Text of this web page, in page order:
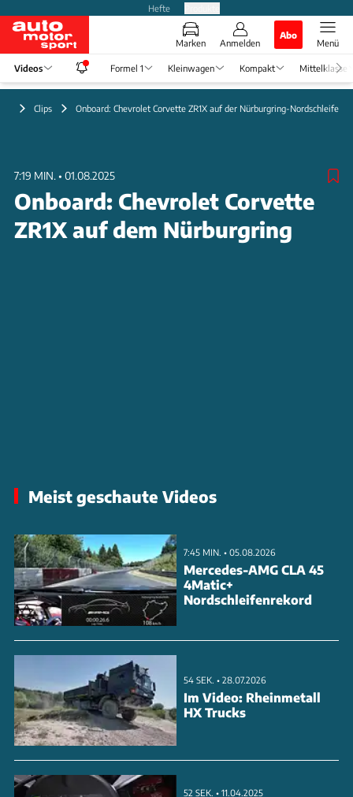
Hefte
Marken Anmelden
Abo
Menü
Videos Formel 1 Kleinwagen Kompakt Mittelklasse
Clips Onboard: Chevrolet Corvette ZR1X auf der Nürburgring-Nordschleife
7:19 MIN. • 01.08.2025
Onboard: Chevrolet Corvette
ZR1X auf dem Nürburgring
Meist geschaute Videos
7:45 MIN. • 05.08.2026
Mercedes-AMG CLA 45
4Matic+
Nordschleifenrekord
54 SEK. • 28.07.2026
Im Video: Rheinmetall
HX Trucks
52 SEK. • 11.04.2025